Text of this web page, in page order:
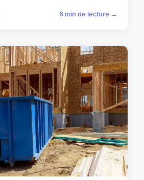
6 min de lecture →